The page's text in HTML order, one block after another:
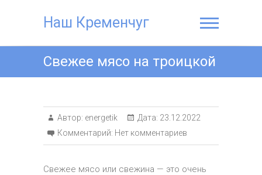
Наш Кременчуг
Свежее мясо на троицкой
Автор: energetik Дата: 23.12.2022
Комментарий: Нет комментариев
Свежее мясо или свежина — это очень